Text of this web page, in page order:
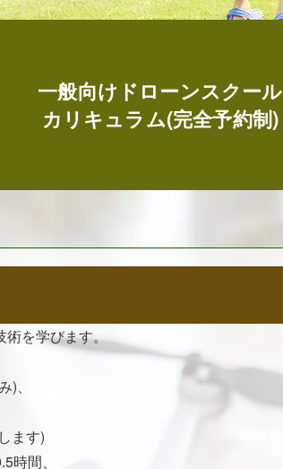
一般向けドローンスクール
カリキュラム(完全予約制)
術を学びます。
、
ます)
時間、